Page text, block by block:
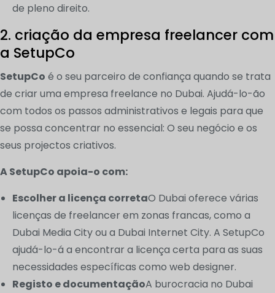
de pleno direito.
2. criação da empresa freelancer com
a SetupCo
SetupCo é o seu parceiro de confiança quando se trata
de criar uma empresa freelance no Dubai. Ajudá-lo-ão
com todos os passos administrativos e legais para que
se possa concentrar no essencial: O seu negócio e os
seus projectos criativos.
A SetupCo apoia-o com:
Escolher a licença corretaO Dubai oferece várias
licenças de freelancer em zonas francas, como a
Dubai Media City ou a Dubai Internet City. A SetupCo
ajudá-lo-á a encontrar a licença certa para as suas
necessidades específicas como web designer.
Registo e documentaçãoA burocracia no Dubai